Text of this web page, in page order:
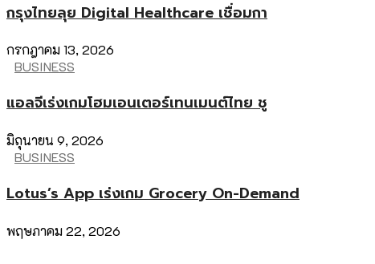
กรุงไทยลุย Digital Healthcare เชื่อมกา
กรกฎาคม 13, 2026
BUSINESS
แอลจีเร่งเกมโฮมเอนเตอร์เทนเมนต์ไทย ชู
มิถุนายน 9, 2026
BUSINESS
Lotus’s App เร่งเกม Grocery On-Demand
พฤษภาคม 22, 2026